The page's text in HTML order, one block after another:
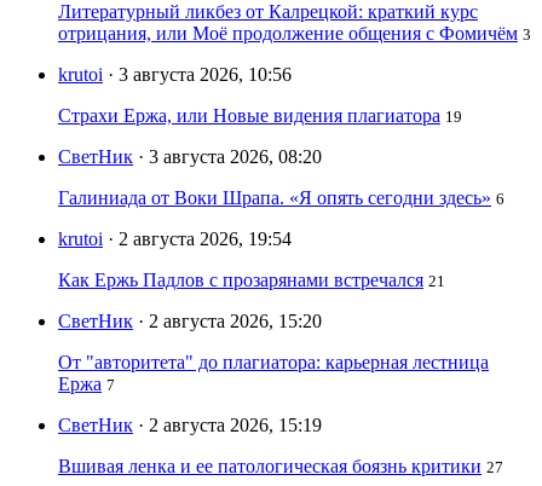
Литературный ликбез от Калрецкой: краткий курс
отрицания, или Моё продолжение общения с Фомичём 3
krutoi · 3 августа 2026, 10:56
Страхи Ержа, или Новые видения плагиатора 19
СветНик · 3 августа 2026, 08:20
Галиниада от Воки Шрапа. «Я опять сегодни здесь» 6
krutoi · 2 августа 2026, 19:54
Как Ержь Падлов с прозарянами встречался 21
СветНик · 2 августа 2026, 15:20
От "авторитета" до плагиатора: карьерная лестница
Ержа 7
СветНик · 2 августа 2026, 15:19
Вшивая ленка и ее патологическая боязнь критики 27